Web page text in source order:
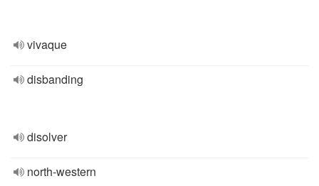
vivaque
disbanding
disolver
north-western